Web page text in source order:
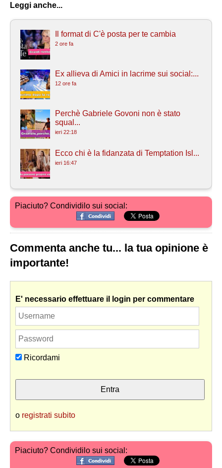
Leggi anche...
Il format di C'è posta per te cambia
2 ore fa
Ex allieva di Amici in lacrime sui social:...
12 ore fa
Perchè Gabriele Govoni non è stato
squal...
ieri 22:18
Ecco chi è la fidanzata di Temptation Isl...
ieri 16:47
Piaciuto? Condividilo sui social:
Commenta anche tu... la tua opinione è
importante!
E' necessario effettuare il login per commentare
Ricordami
o registrati subito
Piaciuto? Condividilo sui social: